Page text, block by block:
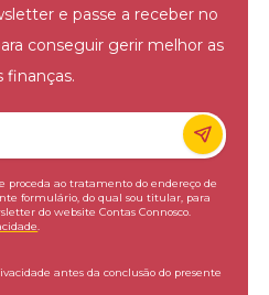
e passe a receber no
conseguir gerir melhor as
finanças.
proceda ao tratamento do endereço de
formulário, do qual sou titular, para
do website Contas Connosco.
antes da conclusão do presente